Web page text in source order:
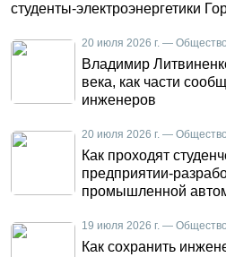
студенты-электроэнергетики
20 июля 2026 г. — Общество
Владимир
века, как части
инженеров
20 июля 2026 г. — Общество
Как проходят
предприятии-
промышленной
19 июля 2026 г. — Общество
Как сохранить